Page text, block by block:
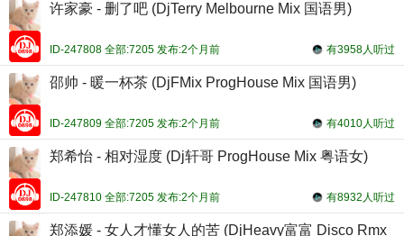
许家豪 - 删了吧 (DjTerry Melbourne Mix 国语男)
有3958人听过
ID-247808 全部:7205 发布:2个月前
邵帅 - 暖一杯茶 (DjFMix ProgHouse Mix 国语男)
有4010人听过
ID-247809 全部:7205 发布:2个月前
郑希怡 - 相对湿度 (Dj轩哥 ProgHouse Mix 粤语女)
有8932人听过
ID-247810 全部:7205 发布:2个月前
郑添媛 - 女人才懂女人的苦 (DjHeavy富富 Disco Rmx